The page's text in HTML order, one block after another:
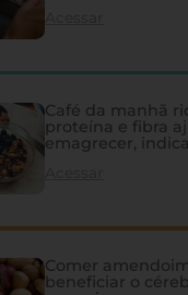
Café da manhã
proteína e fibra
emagrecer,
Comer
beneficiar o